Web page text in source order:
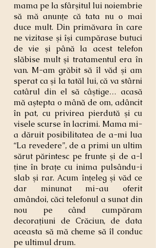
mama pe la sfârşitul lui noiembrie
să mă anunţe că tata nu o mai
duce mult. Din primăvara în care
ne vizitase şi îşi cumpărase butuci
de vie şi până la acest telefon
slăbise mult şi tratamentul era în
van. M-am grăbit să îl văd şi am
sperat ca şi la tatăl lui, că va stârni
catârul din el să câştige… acasă
mă aştepta o mână de om, adâncit
în pat, cu privirea pierdută şi cu
visele scurse în lacrimi. Mama mi-
a dăruit posibilitatea de a-mi lua
“La revedere”, de a primi un ultim
sărut părintesc pe frunte şi de a-l
ţine în braţe cu inima pulsându-i
slab şi rar. Acum înţeleg şi văd ce
dar minunat mi-au oferit
amândoi, căci telefonul a sunat din
nou pe când cumpăram
decoraţiuni de Crăciun, de data
aceasta să mă cheme să îl conduc
pe ultimul drum.